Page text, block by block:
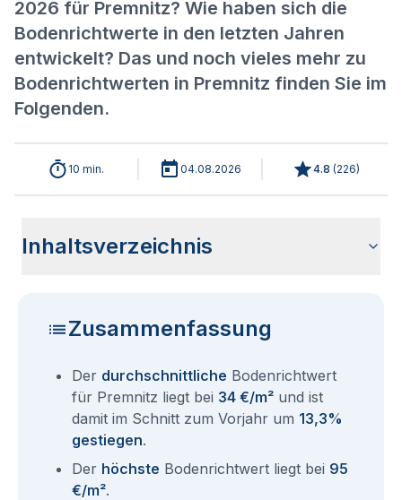
2026 für Premnitz? Wie haben sich die
Bodenrichtwerte in den letzten Jahren
entwickelt? Das und noch vieles mehr zu
Bodenrichtwerten in Premnitz finden Sie im
Folgenden.
10 min. 04.08.2026 4.8 (226)
Inhaltsverzeichnis
Zusammenfassung
Der durchschnittliche Bodenrichtwert
für Premnitz liegt bei 34 €/m² und ist
damit im Schnitt zum Vorjahr um 13,3%
gestiegen.
Der höchste Bodenrichtwert liegt bei 95
€/m².